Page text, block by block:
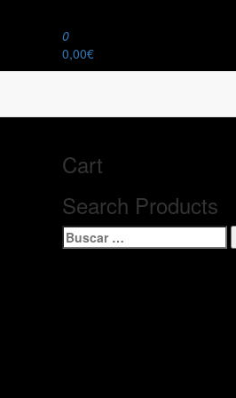
0
0,00€
Cart
Search Products
Buscar: